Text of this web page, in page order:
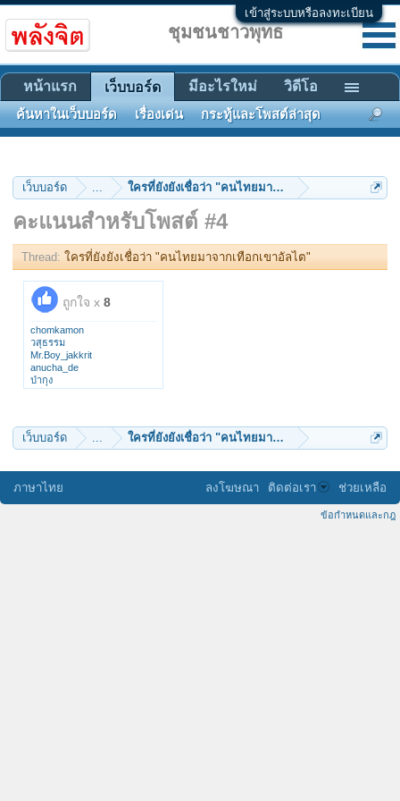
เข้าสู่ระบบหรือลงทะเบียน
เว็บบอร์ด ... ใครที่ยังยังเชื่อว่า "คนไทยมาจากเทือกเขาอัลไต"
คะแนนสำหรับโพสต์ #4
Thread: ใครที่ยังยังเชื่อว่า "คนไทยมาจากเทือกเขาอัลไต"
ถูกใจ x 8
chomkamon
วสุธรรม
Mr.Boy_jakkrit
anucha_de
ป่ากุง
หนีนรก
เว็บบอร์ด ... ใครที่ยังยังเชื่อว่า "คนไทยมาจากเทือกเขาอัลไต"
ชุมชนชาวพุทธ
หน้าแรก เว็บบอร์ด
ค้นหาในเว็บบอร์ด เรื่องเด่น กระทู้และโพสต์ล่าสุด
มีอะไรใหม่ วิดีโอ
ภาษาไทย ลงโฆษณา ติดต่อเรา ช่วยเหลือ
ข้อกำหนดและกฎ